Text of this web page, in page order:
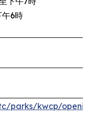
6時
parks/kwcp/